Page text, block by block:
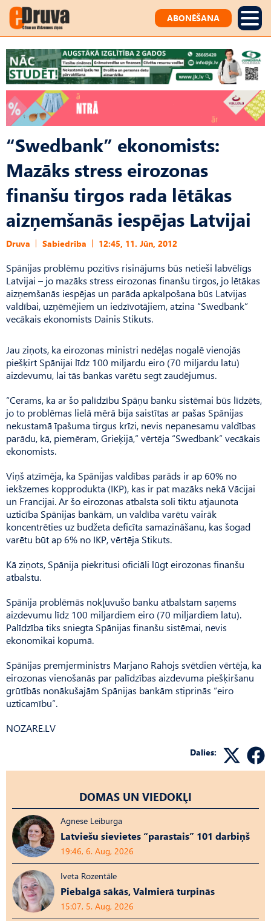
ABONĒŠANA
“Swedbank” ekonomists:
Mazāks stress eirozonas
finanšu tirgos rada lētākas
aizņemšanās iespējas Latvijai
Druva Sabiedrība 12:45, 11. Jūn, 2012
Spānijas problēmu pozitīvs risinājums būs netieši labvēlīgs
Latvijai – jo mazāks stress eirozonas finanšu tirgos, jo lētākas
aizņemšanās iespējas un parāda apkalpošana būs Latvijas
valdībai, uzņēmējiem un iedzīvotājiem, atzina “Swedbank”
vecākais ekonomists Dainis Stikuts.
Jau ziņots, ka eirozonas ministri nedēļas nogalē vienojās
piešķirt Spānijai līdz 100 miljardu eiro (70 miljardu latu)
aizdevumu, lai tās bankas varētu segt zaudējumus.
“Cerams, ka ar šo palīdzību Spāņu banku sistēmai būs līdzēts,
jo to problēmas lielā mērā bija saistītas ar pašas Spānijas
nekustamā īpašuma tirgus krīzi, nevis nepanesamu valdības
parādu, kā, piemēram, Grieķijā,” vērtēja “Swedbank” vecākais
ekonomists.
Viņš atzīmēja, ka Spānijas valdības parāds ir ap 60% no
iekšzemes kopprodukta (IKP), kas ir pat mazāks nekā Vācijai
un Francijai. Ar šo eirozonas atbalsta soli tiktu atjaunota
uzticība Spānijas bankām, un valdība varētu vairāk
koncentrēties uz budžeta deficīta samazināšanu, kas šogad
varētu būt ap 6% no IKP, vērtēja Stikuts.
Kā ziņots, Spānija piekritusi oficiāli lūgt eirozonas finanšu
atbalstu.
Spānija problēmās nokļuvušo banku atbalstam saņems
aizdevumu līdz 100 miljardiem eiro (70 miljardiem latu).
Palīdzība tiks sniegta Spānijas finanšu sistēmai, nevis
ekonomikai kopumā.
Spānijas premjerministrs Marjano Rahojs svētdien vērtēja, ka
eirozonas vienošanās par palīdzības aizdevuma piešķiršanu
grūtībās nonākušajām Spānijas bankām stiprinās “eiro
uzticamību”.
NOZARE.LV
Dalies:
DOMAS UN VIEDOKĻI
Agnese Leiburga
Latviešu sievietes “parastais” 101 darbiņš
19:46, 6. Aug, 2026
Iveta Rozentāle
Piebalgā sākās, Valmierā turpinās
15:07, 5. Aug, 2026